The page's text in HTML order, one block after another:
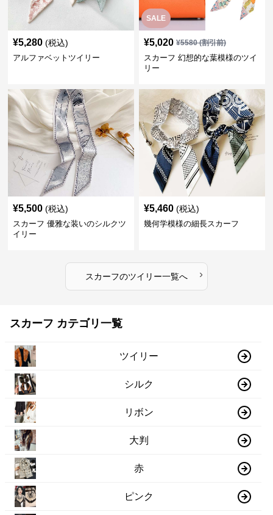
¥5,280 (税込)
アルファベットツイリー
SALE
¥5,020 ¥5580(割引前)
スカーフ 幻想的な葉模様のツイ
リー
¥5,500 (税込)
スカーフ 優雅な装いのシルクツ
イリー
¥5,460 (税込)
幾何学模様の細長スカーフ
スカーフのツイリー一覧へ ›
スカーフ カテゴリ一覧
ツイリー
シルク
リボン
大判
赤
ピンク